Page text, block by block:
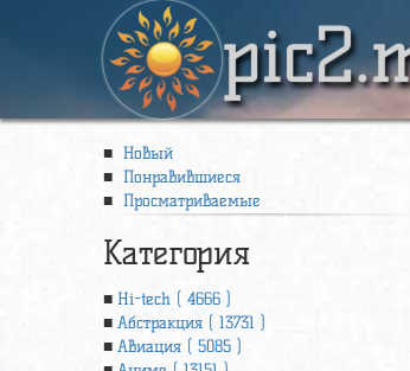
Новый
Понравившиеся
Просматриваемые
Категория
Hi-tech ( 4666 )
Абстракция ( 13731 )
Авиация ( 5085 )